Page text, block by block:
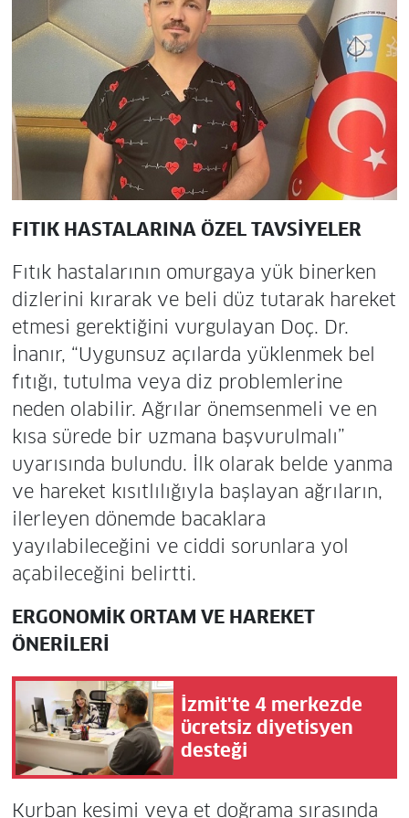
FITIK HASTALARINA ÖZEL TAVSİYELER
Fıtık hastalarının omurgaya yük binerken
dizlerini kırarak ve beli düz tutarak hareket
etmesi gerektiğini vurgulayan Doç. Dr.
İnanır, “Uygunsuz açılarda yüklenmek bel
fıtığı, tutulma veya diz problemlerine
neden olabilir. Ağrılar önemsenmeli ve en
kısa sürede bir uzmana başvurulmalı”
uyarısında bulundu. İlk olarak belde yanma
ve hareket kısıtlılığıyla başlayan ağrıların,
ilerleyen dönemde bacaklara
yayılabileceğini ve ciddi sorunlara yol
açabileceğini belirtti.
ERGONOMİK ORTAM VE HAREKET
ÖNERİLERİ
İzmit'te 4 merkezde
ücretsiz diyetisyen
desteği
Kurban kesimi veya et doğrama sırasında